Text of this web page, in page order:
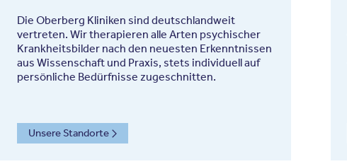
Die Oberberg Kliniken sind deutschlandweit
vertreten. Wir therapieren alle Arten psychischer
Krankheitsbilder nach den neuesten Erkenntnissen
aus Wissenschaft und Praxis, stets individuell auf
persönliche Bedürfnisse zugeschnitten.
Unsere Standorte